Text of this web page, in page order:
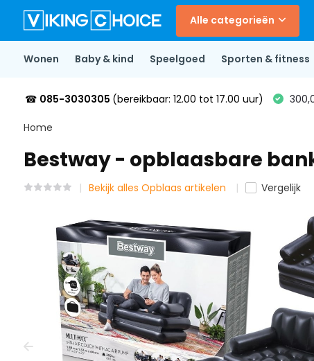
Alle categorieën
Wonen Baby & kind Speelgoed Sporten & fitness
☎ 085-3030305 (bereikbaar: 12.00 tot 17.00 uur)
Home
Bestway - opblaasbare
Bekijk alles Opblaas artikelen Vergelijk